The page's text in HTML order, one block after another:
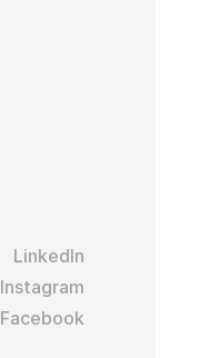
LinkedIn
Instagram
Facebook